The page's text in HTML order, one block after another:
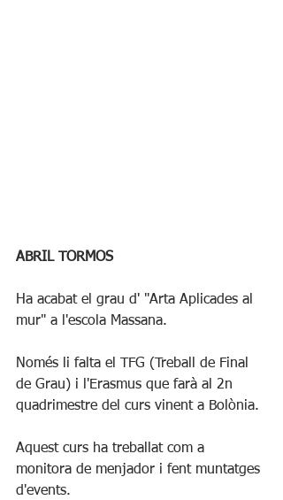
ABRIL TORMOS
Ha acabat el grau d' "Arta Aplicades al
mur" a l'escola Massana.
Només li falta el TFG (Treball de Final
de Grau) i l'Erasmus que farà al 2n
quadrimestre del curs vinent a Bolònia.
Aquest curs ha treballat com a
monitora de menjador i fent muntatges
d'events.